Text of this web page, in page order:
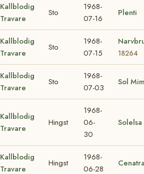
Kallblodig
Travare
Sto
1968-
07-16
Plenti
Kallblodig
Travare
Sto
1968-
07-15
18264
Kallblodig
Travare
Sto
1968-
07-03
Sol
Kallblodig
Travare
Hingst
1968-
06-
30
Solelsa
Kallblodig
Travare
Hingst
1968-
06-28